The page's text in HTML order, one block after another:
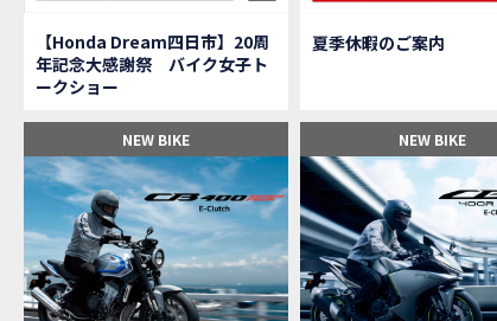
MOVIE
MOVIE
MOVIE
MOVIE
MOVIE
MOVIE
NEW BIKE
【Honda Dream四日市】20周
年記念大感謝祭 バイク女子ト
ークショー
夏季休暇のご案内
NEW BIKE NEW BIKE